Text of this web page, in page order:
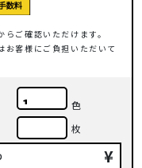
らご確認いただけます。
お客様にご負担いただいて
色
枚
¥